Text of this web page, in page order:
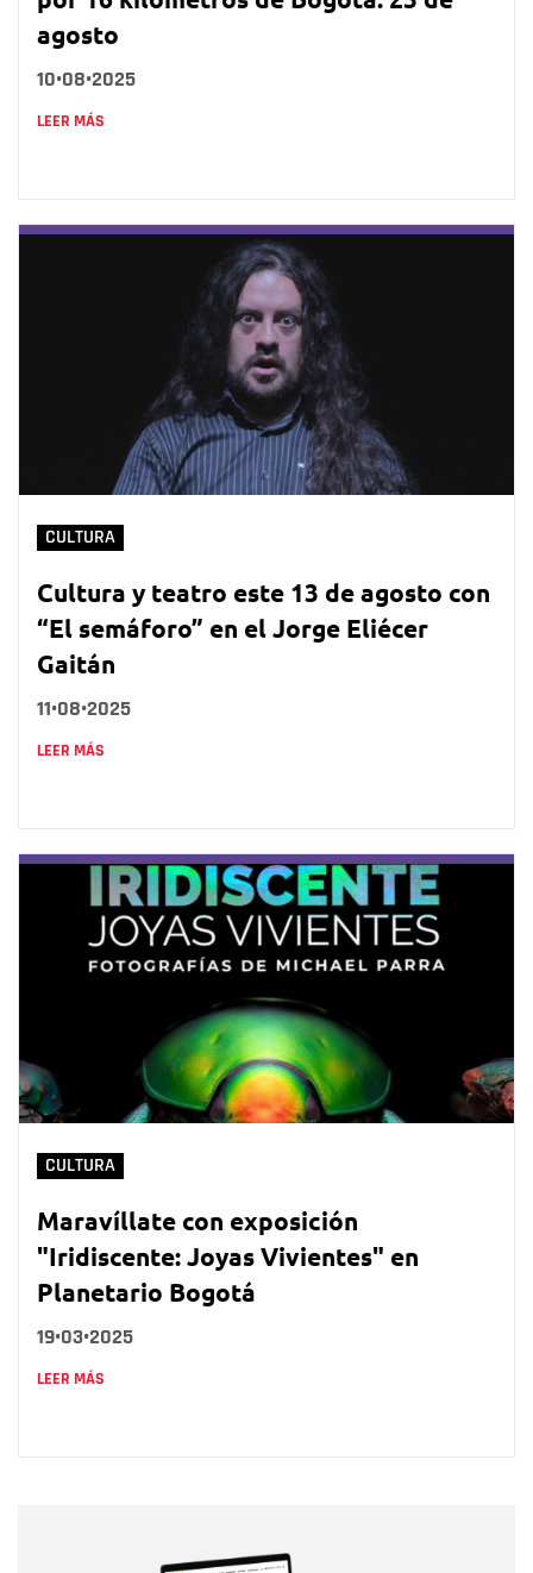
agosto
10•08•2025
LEER MÁS
CULTURA
Cultura y teatro este 13 de agosto con
“El semáforo” en el Jorge Eliécer
Gaitán
11•08•2025
LEER MÁS
CULTURA
Maravíllate con exposición
"Iridiscente: Joyas Vivientes" en
Planetario Bogotá
19•03•2025
LEER MÁS